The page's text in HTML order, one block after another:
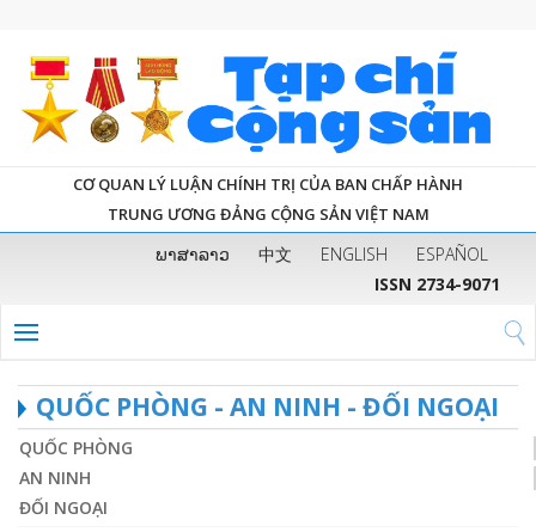
CƠ QUAN LÝ LUẬN CHÍNH TRỊ CỦA BAN CHẤP HÀNH
TRUNG ƯƠNG ĐẢNG CỘNG SẢN VIỆT NAM
ພາສາລາວ 中文 ENGLISH
ESPAÑOL
ISSN 2734-9071
QUỐC PHÒNG - AN NINH - ĐỐI NGOẠI
QUỐC PHÒNG
AN NINH
ĐỐI NGOẠI